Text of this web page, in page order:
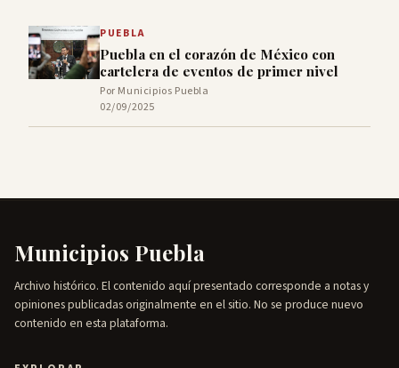
PUEBLA
Puebla en el corazón de México con
cartelera de eventos de primer nivel
Por Municipios Puebla
02/09/2025
Municipios Puebla
Archivo histórico. El contenido aquí presentado corresponde a notas y
opiniones publicadas originalmente en el sitio. No se produce nuevo
contenido en esta plataforma.